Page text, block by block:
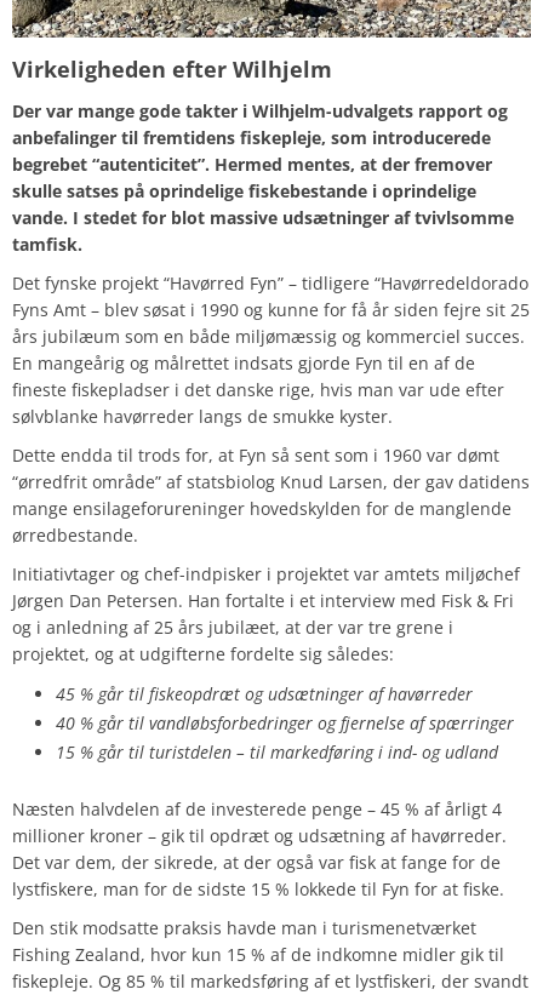
Virkeligheden efter Wilhjelm
Der var mange gode takter i Wilhjelm-udvalgets rapport og
anbefalinger til fremtidens fiskepleje, som introducerede
begrebet “autenticitet”. Hermed mentes, at der fremover
skulle satses på oprindelige fiskebestande i oprindelige
vande. I stedet for blot massive udsætninger af tvivlsomme
tamfisk.
Det fynske projekt “Havørred Fyn” – tidligere “Havørredeldorado
Fyns Amt – blev søsat i 1990 og kunne for få år siden fejre sit 25
års jubilæum som en både miljømæssig og kommerciel succes.
En mangeårig og målrettet indsats gjorde Fyn til en af de
fineste fiskepladser i det danske rige, hvis man var ude efter
sølvblanke havørreder langs de smukke kyster.
Dette endda til trods for, at Fyn så sent som i 1960 var dømt
“ørredfrit område” af statsbiolog Knud Larsen, der gav datidens
mange ensilageforureninger hovedskylden for de manglende
ørredbestande.
Initiativtager og chef-indpisker i projektet var amtets miljøchef
Jørgen Dan Petersen. Han fortalte i et interview med Fisk & Fri
og i anledning af 25 års jubilæet, at der var tre grene i
projektet, og at udgifterne fordelte sig således:
45 % går til fiskeopdræt og udsætninger af havørreder
40 % går til vandløbsforbedringer og fjernelse af spærringer
15 % går til turistdelen – til markedføring i ind- og udland
Næsten halvdelen af de investerede penge – 45 % af årligt 4
millioner kroner – gik til opdræt og udsætning af havørreder.
Det var dem, der sikrede, at der også var fisk at fange for de
lystfiskere, man for de sidste 15 % lokkede til Fyn for at fiske.
Den stik modsatte praksis havde man i turismenetværket
Fishing Zealand, hvor kun 15 % af de indkomne midler gik til
fiskepleje. Og 85 % til markedsføring af et lystfiskeri, der svandt